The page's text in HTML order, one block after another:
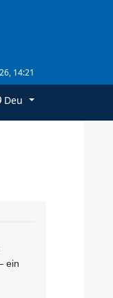
14:21
Deu
ein